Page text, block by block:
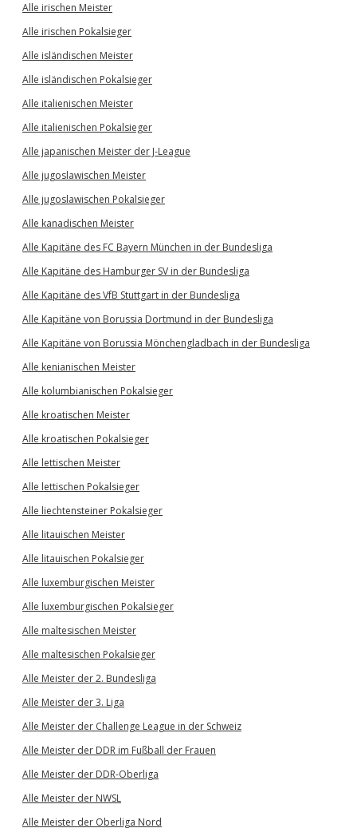
Alle irischen Meister
Alle irischen Pokalsieger
Alle isländischen Meister
Alle isländischen Pokalsieger
Alle italienischen Meister
Alle italienischen Pokalsieger
Alle japanischen Meister der J-League
Alle jugoslawischen Meister
Alle jugoslawischen Pokalsieger
Alle kanadischen Meister
Alle Kapitäne des FC Bayern München in der Bundesliga
Alle Kapitäne des Hamburger SV in der Bundesliga
Alle Kapitäne des VfB Stuttgart in der Bundesliga
Alle Kapitäne von Borussia Dortmund in der Bundesliga
Alle Kapitäne von Borussia Mönchengladbach in der Bundesliga
Alle kenianischen Meister
Alle kolumbianischen Pokalsieger
Alle kroatischen Meister
Alle kroatischen Pokalsieger
Alle lettischen Meister
Alle lettischen Pokalsieger
Alle liechtensteiner Pokalsieger
Alle litauischen Meister
Alle litauischen Pokalsieger
Alle luxemburgischen Meister
Alle luxemburgischen Pokalsieger
Alle maltesischen Meister
Alle maltesischen Pokalsieger
Alle Meister der 2. Bundesliga
Alle Meister der 3. Liga
Alle Meister der Challenge League in der Schweiz
Alle Meister der DDR im Fußball der Frauen
Alle Meister der DDR-Oberliga
Alle Meister der NWSL
Alle Meister der Oberliga Nord